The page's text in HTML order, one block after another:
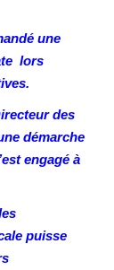
une
lors
des
démarche
engagé à
puisse